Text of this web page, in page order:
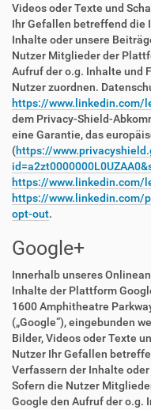
Videos oder Texte und
Ihr Gefallen betreffend die
Inhalte oder unsere
Nutzer Mitglieder der
Aufruf der o.g. Inhalte und
Nutzer zuordnen.
https://www.linkedin.com/
dem Privacy-Shield-
eine Garantie, das
(https://
https://www.linkedin.com/
https://
opt-out.
Google+
Innerhalb unseres
Inhalte der Plattform
1600 Amphitheatre
(„Google“), eingebunden
Bilder, Videos oder Texte
Nutzer Ihr Gefallen
Verfassern der Inhalte
Sofern die Nutzer
Google den Aufruf der o.g.